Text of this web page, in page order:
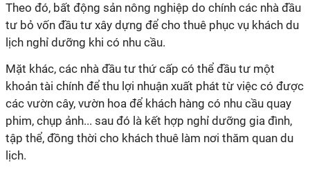
Theo đó, bất động sản nông nghiệp do chính các nhà đầu
tư bỏ vốn đầu tư xây dựng để cho thuê phục vụ khách du
lịch nghỉ dưỡng khi có nhu cầu.
Mặt khác, các nhà đầu tư thứ cấp có thể đầu tư một
khoản tài chính để thu lợi nhuận xuất phát từ việc có được
các vườn cây, vườn hoa để khách hàng có nhu cầu quay
phim, chụp ảnh... sau đó là kết hợp nghỉ dưỡng gia đình,
tập thể, đồng thời cho khách thuê làm nơi thăm quan du
lịch.